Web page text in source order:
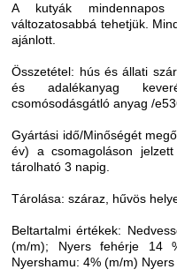
A kutyák mindennapos
változatosabbá tehetjük.
ajánlott.
Összetétel: hús és állati
és adalékanyag
csomósodásgátló anyag /
Gyártási idő/Minőségét
év) a csomagoláson
tárolható 3 napig.
Tárolása: száraz, hűvös
Beltartalmi értékek:
(m/m); Nyers fehérje 14
Nyershamu: 4% (m/m)